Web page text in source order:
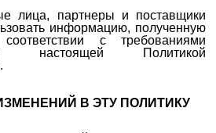
лица, партнеры и поставщики
информацию, полученную
с требованиями
настоящей Политикой
В ЭТУ ПОЛИТИКУ